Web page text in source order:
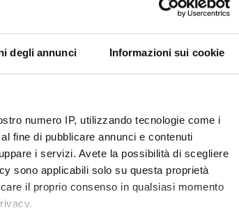
degli annunci Informazioni sui cookie
numero IP, utilizzando tecnologie come i
fine di pubblicare annunci e contenuti
i servizi. Avete la possibilità di scegliere
sono applicabili solo su questa proprietà
il proprio consenso in qualsiasi momento